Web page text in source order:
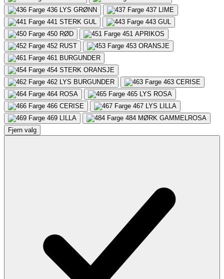
436 LYS GRØNN 437 LIME
441 STERK GUL 443 GUL
450 RØD 451 APRIKOS
452 RUST 453 ORANSJE
461 BURGUNDER
454 STERK ORANSJE
462 LYS BURGUNDER 463 CERISE
464 ROSA 465 LYS ROSA
466 CERISE 467 LYS LILLA
469 LILLA 484 MØRK GAMMELROSA
Fjern valg